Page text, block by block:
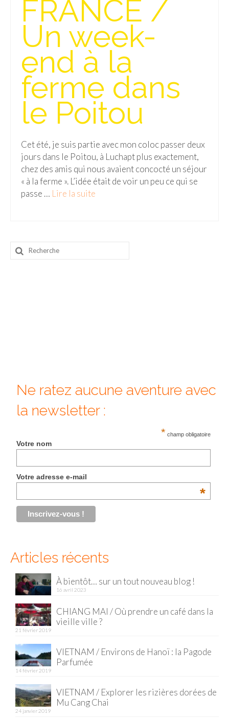
Isla del Sol
Lac Titicaca
Salar d’Uyuni
Chili
Paraguay
Pérou
Lac Titicaca
Machu Picchu
Beijing
Kyoto
Mont Fuji
Malaisie
Penang
Vietnam
Baie d’Halong
Hué
Mu Cang Chai
Quy Nhon
FRANCE /
Un week-
end à la
ferme dans
le Poitou
Cet été, je suis partie avec mon coloc passer deux
jours dans le Poitou, à Luchapt plus exactement,
chez des amis qui nous avaient concocté un séjour
« à la ferme ». L’idée était de voir un peu ce qui se
passe … Lire la suite­­
Rechercher
:
Ne ratez aucune aventure avec
la newsletter :
* champ obligatoire
Votre nom
Votre adresse e-mail
*
Articles récents
À bientôt… sur un tout nouveau blog !
16 avril 2023
CHIANG MAI / Où prendre un café dans la
vieille ville ?
21 février 2019
VIETNAM / Environs de Hanoï : la Pagode
Parfumée
14 février 2019
VIETNAM / Explorer les rizières dorées de
Mu Cang Chai
24 janvier 2019